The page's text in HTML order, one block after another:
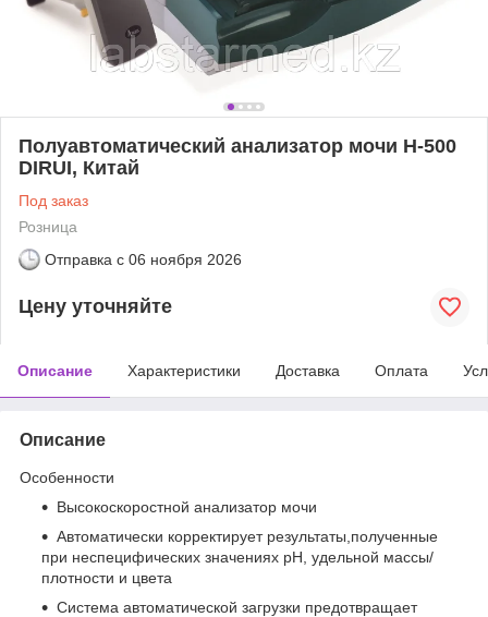
Полуавтоматический анализатор мочи H-500
DIRUI, Китай
Под заказ
Розница
Отправка с 06 ноября 2026
Цену уточняйте
Описание Характеристики Доставка Оплата
Описание
Особенности
Высокоскоростной анализатор мочи
Автоматически корректирует результаты,полученные
при неспецифических значениях рН, удельной массы/
плотности и цвета
Система автоматической загрузки предотвращает